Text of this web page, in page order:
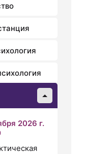
2026 г.